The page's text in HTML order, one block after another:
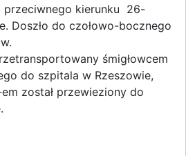
przeciwnego kierunku 26-
Doszło do czołowo-bocznego
śmigłowcem
do szpitala w Rzeszowie,
został przewieziony do